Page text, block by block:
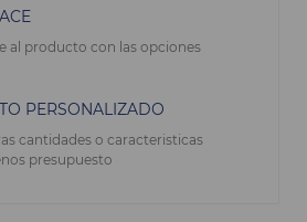
al producto con las opciones
PERSONALIZADO
cantidades o caracteristicas
presupuesto